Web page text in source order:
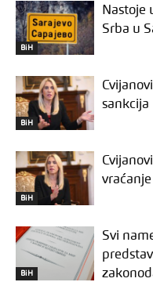
BiH
Nastoje
Srba u
BiH
sankcija
BiH
BiH
Svi